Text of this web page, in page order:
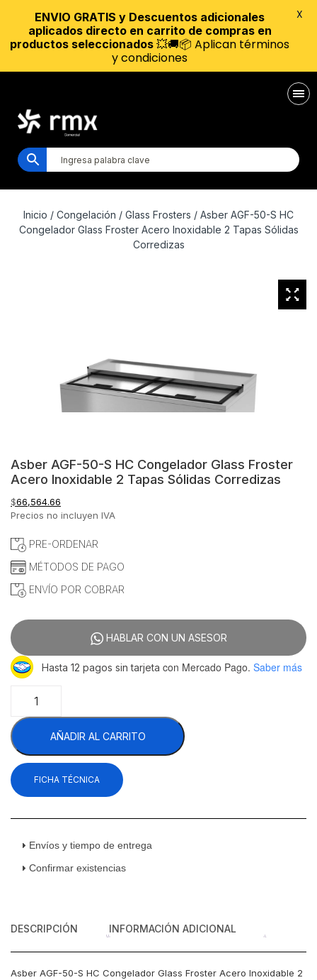
Inicio / Congelación / Glass Frosters / Asber AGF-50-S HC
Congelador Glass Froster Acero Inoxidable 2 Tapas Sólidas
Corredizas
Asber AGF-50-S HC Congelador Glass Froster
Acero Inoxidable 2 Tapas Sólidas Corredizas
$66,564.66
Precios no incluyen IVA
PRE-ORDENAR
MÉTODOS DE PAGO
ENVÍO POR COBRAR
HABLAR CON UN ASESOR
Hasta 12 pagos sin tarjeta con Mercado Pago. Saber más
50-
S
HC
Congelador
Glass
Froster
Sólidas
AÑADIR AL CARRITO
FICHA TÉCNICA
Envíos y tiempo de entrega
Confirmar existencias
DESCRIPCIÓN INFORMACIÓN ADICIONAL
Asber AGF-50-S HC Congelador Glass Froster Acero Inoxidable 2
ENVIO GRATIS y Descuentos adicionales
aplicados directo en carrito de compras en
productos seleccionados 💥🚚📦 Aplican términos
y condiciones
X